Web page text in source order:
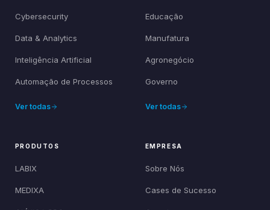
Cybersecurity
Data & Analytics
Inteligência Artificial
Automação de Processos
Ver todas
Educação
Manufatura
Agronegócio
Governo
Ver todas
PRODUTOS
LABIX
MEDIXA
EMPRESA
Sobre Nós
Cases de Sucesso